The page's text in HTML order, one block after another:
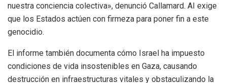
nuestra conciencia colectiva», denunció Callamard. AI exige
que los Estados actúen con firmeza para poner fin a este
genocidio.
El informe también documenta cómo Israel ha impuesto
condiciones de vida insostenibles en Gaza, causando
destrucción en infraestructuras vitales y obstaculizando la